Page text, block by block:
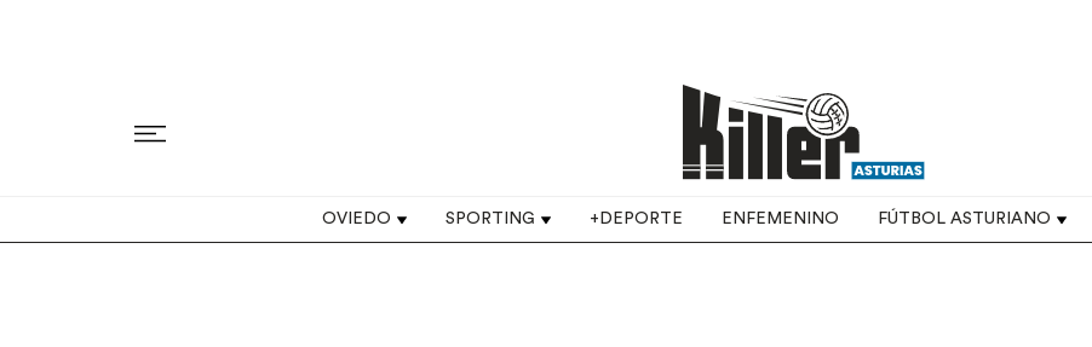
Top navigation
OVIEDO SPORTING +DEPORTE ENFEMENINO FÚTBOL ASTURIANO